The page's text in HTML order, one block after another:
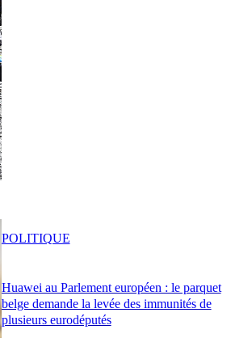
Huawei au Parlement européen : le parquet
belge demande la levée des immunités de
plusieurs eurodéputés
POLITIQUE